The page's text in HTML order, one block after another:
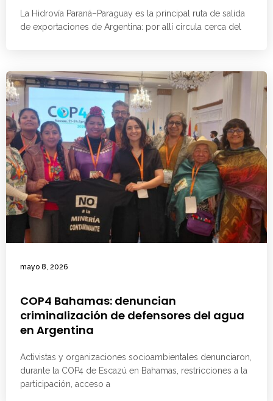
La Hidrovía Paraná–Paraguay es la principal ruta de salida
de exportaciones de Argentina: por allí circula cerca del
mayo 8, 2026
COP4 Bahamas: denuncian
criminalización de defensores del agua
en Argentina
Activistas y organizaciones socioambientales denunciaron,
durante la COP4 de Escazú en Bahamas, restricciones a la
participación, acceso a